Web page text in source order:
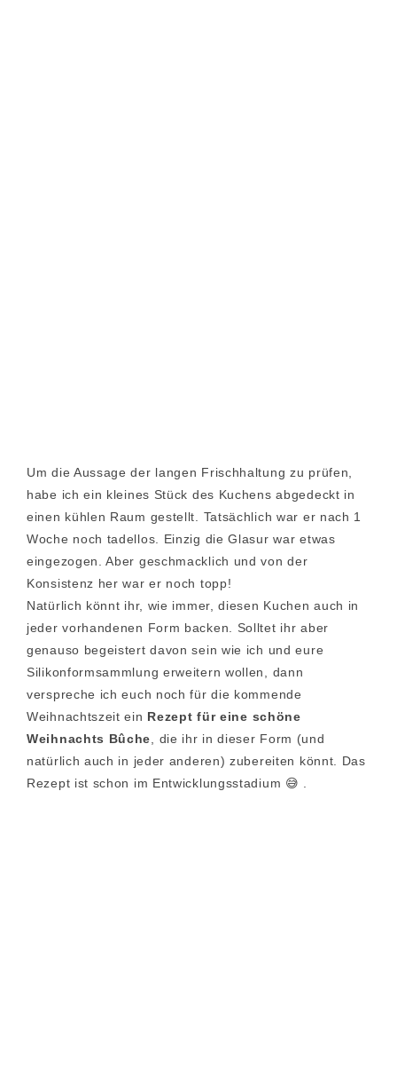
Um die Aussage der langen Frischhaltung zu prüfen,
habe ich ein kleines Stück des Kuchens abgedeckt in
einen kühlen Raum gestellt. Tatsächlich war er nach 1
Woche noch tadellos. Einzig die Glasur war etwas
eingezogen. Aber geschmacklich und von der
Konsistenz her war er noch topp!
Natürlich könnt ihr, wie immer, diesen Kuchen auch in
jeder vorhandenen Form backen. Solltet ihr aber
genauso begeistert davon sein wie ich und eure
Silikonformsammlung erweitern wollen, dann
verspreche ich euch noch für die kommende
Weihnachtszeit ein Rezept für eine schöne
Weihnachts Bûche, die ihr in dieser Form (und
natürlich auch in jeder anderen) zubereiten könnt. Das
Rezept ist schon im Entwicklungsstadium 😅 .